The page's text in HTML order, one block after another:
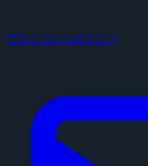
プライバシーポリシー